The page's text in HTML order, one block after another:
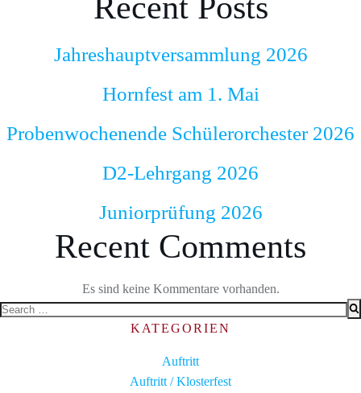
Jahreshauptversammlung 2026
Hornfest am 1. Mai
Probenwochenende Schülerorchester 2026
D2-Lehrgang 2026
Juniorprüfung 2026
Recent Comments
Es sind keine Kommentare vorhanden.
Search
KATEGORIEN
Auftritt
Auftritt / Klosterfest